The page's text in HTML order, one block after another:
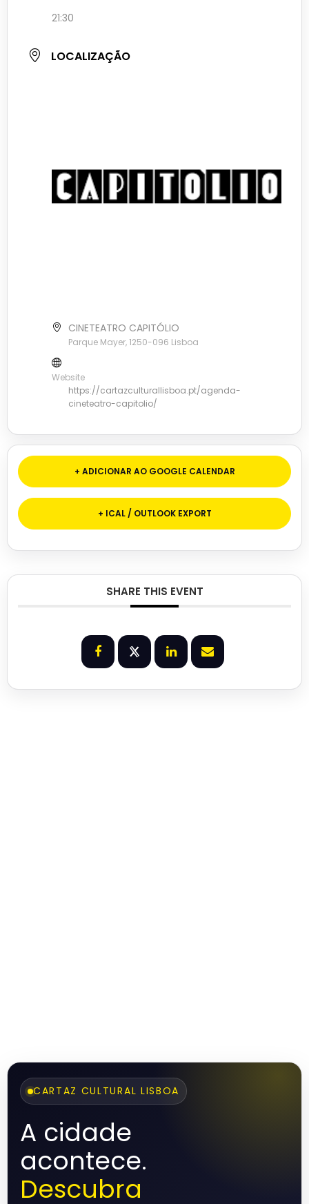
21:30
LOCALIZAÇÃO
CINETEATRO CAPITÓLIO
Parque Mayer, 1250-096 Lisboa
Website
https://cartazculturallisboa.pt/agenda-
cineteatro-capitolio/
+ ADICIONAR AO GOOGLE CALENDAR
+ ICAL / OUTLOOK EXPORT
SHARE THIS EVENT
CARTAZ CULTURAL LISBOA
A cidade
acontece.
Descubra